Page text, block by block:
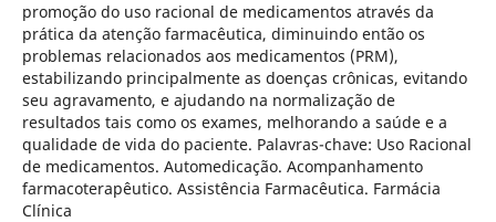
promoção do uso racional de medicamentos através da
prática da atenção farmacêutica, diminuindo então os
problemas relacionados aos medicamentos (PRM),
estabilizando principalmente as doenças crônicas, evitando
seu agravamento, e ajudando na normalização de
resultados tais como os exames, melhorando a saúde e a
qualidade de vida do paciente. Palavras-chave: Uso Racional
de medicamentos. Automedicação. Acompanhamento
farmacoterapêutico. Assistência Farmacêutica. Farmácia
Clínica